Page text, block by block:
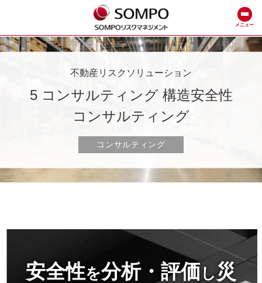
メニュー
不動産リスクソリューション
5 コンサルティング 構造安全性
コンサルティング
コンサルティング
安全性を分析・評価 し災